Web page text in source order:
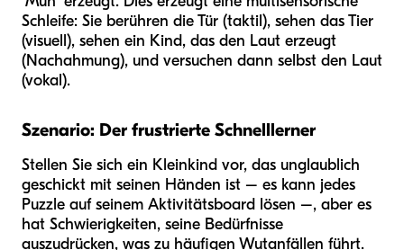
Schleife: Sie berühren die Tür (taktil), sehen das Tier
(visuell), sehen ein Kind, das den Laut erzeugt
(Nachahmung), und versuchen dann selbst den Laut
(vokal).
Szenario: Der frustrierte Schnelllerner
Stellen Sie sich ein Kleinkind vor, das unglaublich
geschickt mit seinen Händen ist – es kann jedes
Puzzle auf seinem Aktivitätsboard lösen –, aber es
hat Schwierigkeiten, seine Bedürfnisse
auszudrücken, was zu häufigen Wutanfällen führt.